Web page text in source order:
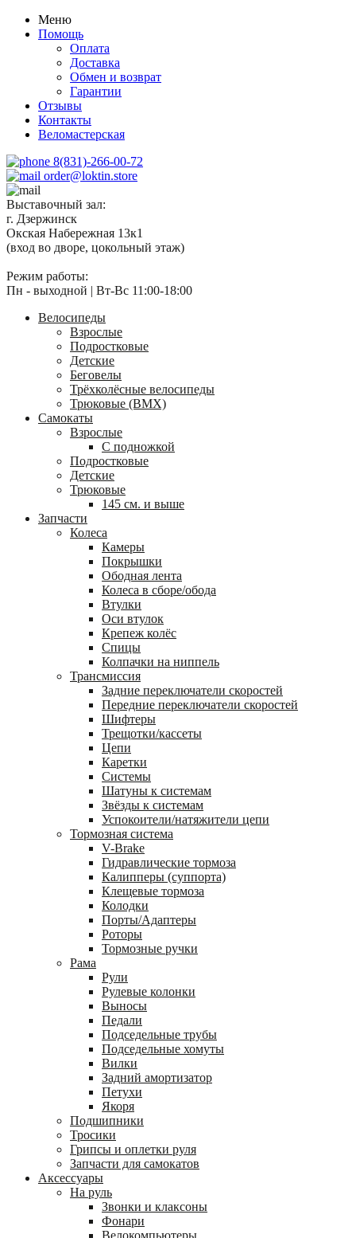
Меню
Помощь
Оплата
Доставка
Обмен и возврат
Гарантии
Отзывы
Контакты
Веломастерская
8(831)-266-00-72
order@loktin.store
Выставочный зал:
г. Дзержинск
Окская Набережная 13к1
(вход во дворе, цокольный этаж)
Режим работы:
Пн - выходной | Вт-Вс 11:00-18:00
Велосипеды
Взрослые
Подростковые
Детские
Беговелы
Трёхколёсные велосипеды
Трюковые (BMX)
Самокаты
Взрослые
С подножкой
Подростковые
Детские
Трюковые
145 см. и выше
Запчасти
Колеса
Камеры
Покрышки
Ободная лента
Колеса в сборе/обода
Втулки
Оси втулок
Крепеж колёс
Спицы
Колпачки на ниппель
Трансмиссия
Задние переключатели скоростей
Передние переключатели скоростей
Шифтеры
Трещотки/кассеты
Цепи
Каретки
Системы
Шатуны к системам
Звёзды к системам
Успокоители/натяжители цепи
Тормозная система
V-Brake
Гидравлические тормоза
Калипперы (суппорта)
Клещевые тормоза
Колодки
Порты/Адаптеры
Роторы
Тормозные ручки
Рама
Рули
Рулевые колонки
Выносы
Педали
Подседельные трубы
Подседельные хомуты
Вилки
Задний амортизатор
Петухи
Якоря
Подшипники
Тросики
Грипсы и оплетки руля
Запчасти для самокатов
Аксессуары
На руль
Звонки и клаксоны
Фонари
Велокомпьютеры